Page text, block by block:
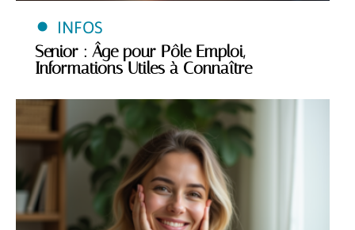
INFOS
Senior : Âge pour Pôle Emploi,
Informations Utiles à Connaître